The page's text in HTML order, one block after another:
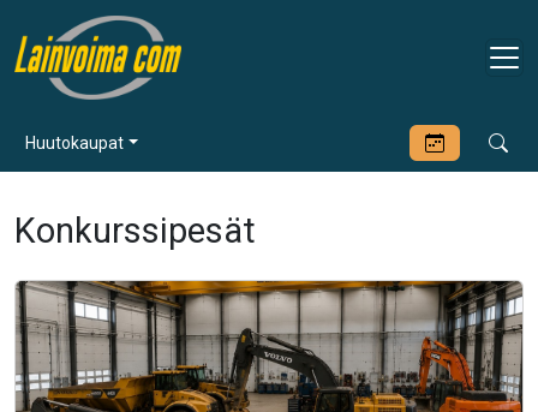
Huutokaupat
Konkurssipesät